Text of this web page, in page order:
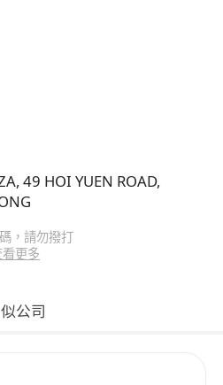
49 HOI YUEN ROAD,
，請勿撥打
看更多
公司